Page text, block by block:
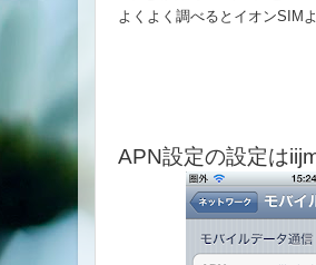
でも解約出来るとい
APN設定の設定は